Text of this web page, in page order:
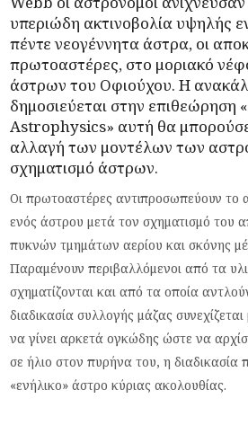
υπεριώδη ακτινοβολία υψηλής
πέντε νεογέννητα άστρα, οι
πρωτοαστέρες, στο μοριακό
άστρων του Οφιούχου. Η
δημοσιεύεται στην
Astrophysics» αυτή θα
αλλαγή των μοντέλων των
σχηματισμό άστρων.
Οι πρωτοαστέρες αντιπροσωπεύουν το
ενός άστρου μετά τον σχηματισμό του
πυκνών τμημάτων αερίου και σκόνης
Παραμένουν περιβαλλόμενοι από τα
σχηματίζονται και από τα οποία
διαδικασία συλλογής μάζας
να γίνει αρκετά ογκώδης ώστε να
σε ήλιο στον πυρήνα του, η διαδικασία
«ενήλικο» άστρο κύριας ακολουθίας.